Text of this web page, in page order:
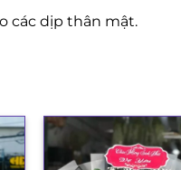
các dịp thân mật.